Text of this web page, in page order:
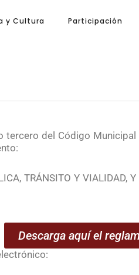
y Cultura Participación
del Código
TRÁNSITO Y VIALIDAD,
Descarga aquí el